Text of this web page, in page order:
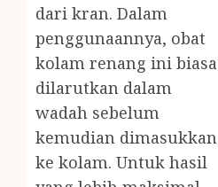
dari kran. Dalam
penggunaannya, obat
kolam renang ini biasa
dilarutkan dalam
wadah sebelum
kemudian dimasukkan
ke kolam. Untuk hasil